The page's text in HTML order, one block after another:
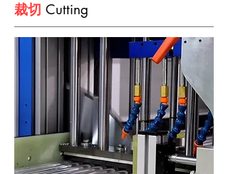
裁切 Cutting